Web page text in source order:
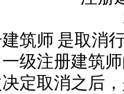
师 是取消
注册建筑师
定取消之后